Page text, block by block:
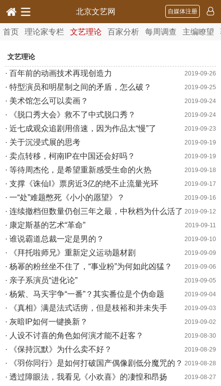
北京文艺网 自媒体注册
首页 理论家专栏 文艺理论 百家分析 每周调查 主编瞭望
文艺理论
· 百年前的动画技术再现创造力 2019-09-26
· 特型演员和明星制之间的矛盾，怎么破？ 2019-09-25
· 美术馆怎么可以卖画？ 2019-09-24
· 《脱口秀大会》救不了中式脱口秀？ 2019-09-24
· 近七成观众追剧用倍速，因为作品太“慢”了 2019-09-23
· 关于沉浸式展的思考 2019-09-19
· 卖点转移，柯南IP在中国还会好吗？ 2019-09-19
· 等待周杰伦，是希望重新感受生命的火热 2019-09-18
· 支撑《诛仙Ⅰ》票房近3亿的绝不止流量光环 2019-09-17
· 一“处”难题憋死《小小的愿望》？ 2019-09-16
· 连续撤档但数量仍创三年之最，中秋档为什么活了 2019-09-12
· 康定斯基的艺术“革命” 2019-09-11
· 谁说霸道总裁一定是男的？ 2019-09-10
· 《拜托啦师兄》重新定义运动题材剧 2019-09-09
· 杨幂的粉丝坐不住了，“事业粉”为何如此凶猛？ 2019-09-06
· 亲子系演员“进化论” 2019-09-05
· 杨紫、马天宇争“一番”？其实番位是个伪命题 2019-09-04
· 《真相》满是法式话痨，但是枝裕和并未失手 2019-09-03
· 灰暗IP如何一键换新？ 2019-09-02
· 人设不讨喜的角色如何演才能不赶客？ 2019-08-30
· 《保持沉默》为什么卖不好？ 2019-08-29
· 《羽你同行》是如何打破国产偶像剧低分魔咒的？ 2019-08-28
· 透过障眼法，我看见《小欢喜》的凄惶和昂扬 2019-08-27